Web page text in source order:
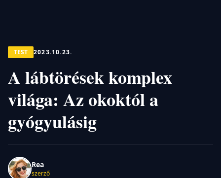
TEST 2023.10.23.
A lábtörések komplex
világa: Az okoktól a
gyógyulásig
Rea
szerző